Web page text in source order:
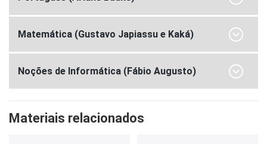
Matemática (Gustavo Japiassu e Kaká)
Noções de Informática (Fábio Augusto)
Materiais relacionados